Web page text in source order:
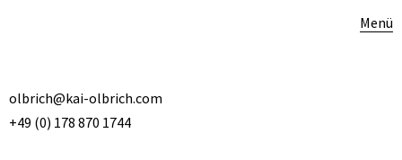
Menü
olbrich@kai-olbrich.com
+49 (0) 178 870 1744